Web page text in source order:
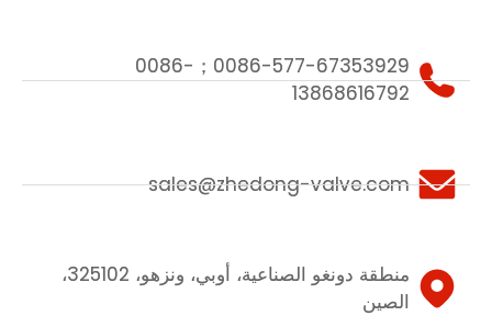
0086-577-67353929；0086-
13868616792
sales@zhedong-valve.com
منطقة دونغو الصناعية، أوبي، ونزهو، 325102،
الصين